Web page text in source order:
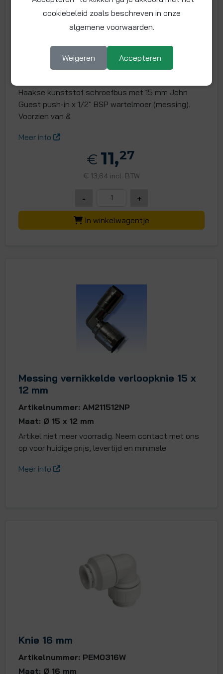
Knie 15 mm x 1/2" BSP wartelmoer
Artikelnummer: PEMBTC1514
Haakse kunststof schroefbus met 15 mm John
Guest push-in x 1/2" BSP wartelmoer (messing).
Voorzien van &
Meer info
€ 11,27
€ 13,64 incl. BTW
- +
In winkelwagentje
Messing vernikkelde verloopknie 15 x
12 mm
Artikelnummer: AM211512NP
Maat: Ø 15 x 12 mm
Artikel niet meer voorradig. Neem contact met ons
op voor huidige prijs, levertijd en minimale
Meer info
Knie 16 mm
Artikelnummer: PEM0316W
Maat: Ø 16 mm
cookiebeleid zoals beschreven in onze
algemene voorwaarden.
Weigeren Accepteren